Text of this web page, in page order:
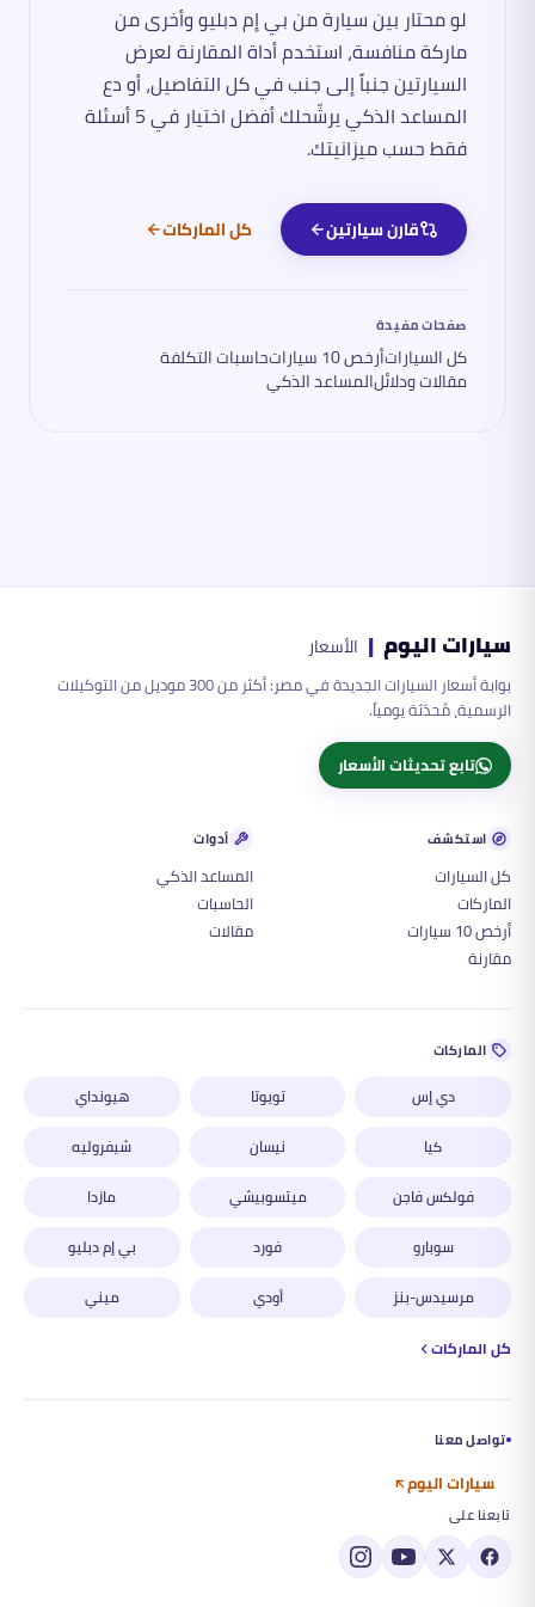
لو محتار بين سيارة منبي إم دبليووأخرى من
ماركة منافسة، استخدم أداة المقارنة لعرض
السيارتين جنباً إلى جنب في كل التفاصيل، أو دع
المساعد الذكي يرشّحلك أفضل اختيار في 5 أسئلة
فقط حسب ميزانيتك.
قارن سيارتين كل الماركات
صفحات مفيدة
كل السياراتأرخص 10 سيارات حاسبات التكلفة
مقالات ودلائلالمساعد الذكي
سيارات اليوم | الأسعار
بوابة أسعار السيارات الجديدة في مصر: أكثر من 300 موديل من التوكيلات
الرسمية، مُحدّثة يومياً.
تابع تحديثات الأسعار
استكشف
كل السيارات
الماركات
أرخص 10 سيارات
مقارنة
أدوات
المساعد الذكي
الحاسبات
مقالات
الماركات
دي إس تويوتا
هيونداي
كيا
نيسان
شيفروليه
فولكس فاجن
ميتسوبيشي
مازدا
سوبارو
فورد
بي إم دبليو
مرسيدس-بنز
أودي
ميني
كل الماركات
تواصل معنا
سيارات اليوم
تابعنا على